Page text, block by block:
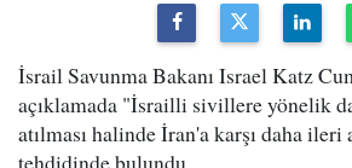
İsrail Savunma Bakanı Israel Katz
açıklamada "İsrailli sivillere yönelik
atılması halinde İran'a karşı daha ileri
tehdidinde bulundu.